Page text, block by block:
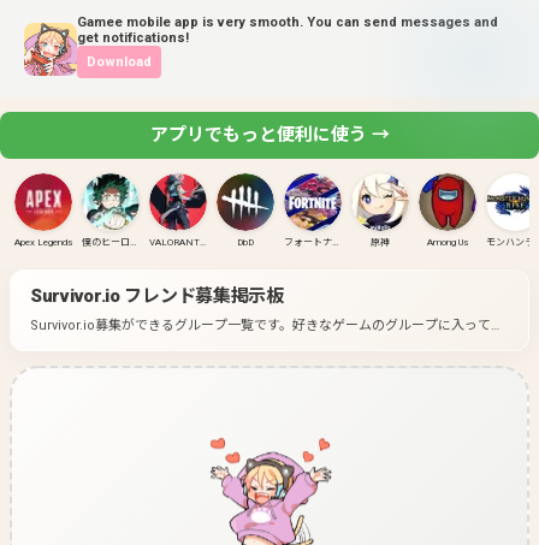
Gamee mobile app is very smooth. You can send messages and
get notifications!
Download
アプリでもっと便利に使う →
Apex Legends 僕のヒーローアカデミア ULTRA RUMBLE VALORANT(PC) DbD フォートナイト 原神 Among Us
Survivor.ioフレンド募集掲示板
Survivor.io募集ができるグループ一覧です。 好きなゲームのグループに入って募